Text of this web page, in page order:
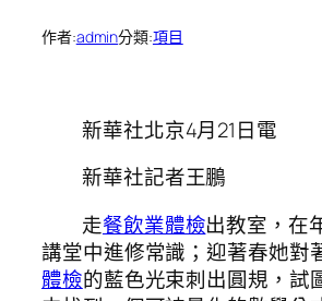
作者:admin分類:項目
新華社北京4月21日電
新華社記者王鵬
走餐飲業體檢出教室，在
講堂中進修常識；迎著春她對
體檢的藍色光束刺出圓規，試